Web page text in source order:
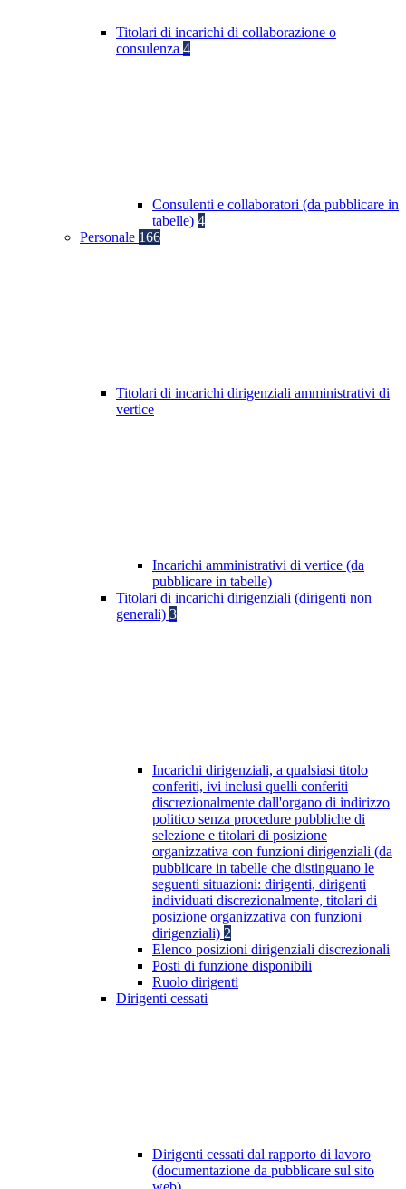
Titolari di incarichi di collaborazione o
consulenza 4
Consulenti e collaboratori (da pubblicare in
tabelle) 4
Personale 166
Titolari di incarichi dirigenziali amministrativi di
vertice
Incarichi amministrativi di vertice (da
pubblicare in tabelle)
Titolari di incarichi dirigenziali (dirigenti non
generali) 3
Incarichi dirigenziali, a qualsiasi titolo
conferiti, ivi inclusi quelli conferiti
discrezionalmente dall'organo di indirizzo
politico senza procedure pubbliche di
selezione e titolari di posizione
organizzativa con funzioni dirigenziali (da
pubblicare in tabelle che distinguano le
seguenti situazioni: dirigenti, dirigenti
individuati discrezionalmente, titolari di
posizione organizzativa con funzioni
dirigenziali) 2
Elenco posizioni dirigenziali discrezionali
Posti di funzione disponibili
Ruolo dirigenti
Dirigenti cessati
Dirigenti cessati dal rapporto di lavoro
(documentazione da pubblicare sul sito